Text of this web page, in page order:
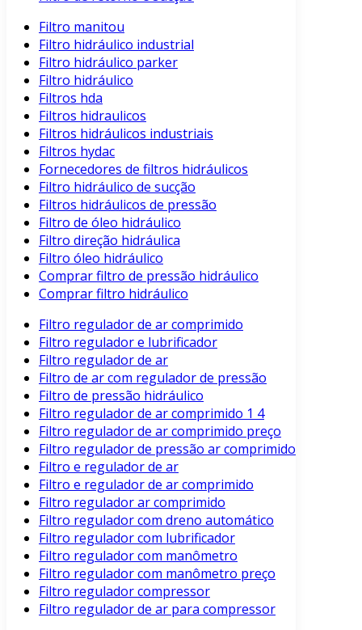
Filtro manitou
Filtro hidráulico industrial
Filtro hidráulico parker
Filtro hidráulico
Filtros hda
Filtros hidraulicos
Filtros hidráulicos industriais
Filtros hydac
Fornecedores de filtros hidráulicos
Filtro hidráulico de sucção
Filtros hidráulicos de pressão
Filtro de óleo hidráulico
Filtro direção hidráulica
Filtro óleo hidráulico
Comprar filtro de pressão hidráulico
Comprar filtro hidráulico
Filtro regulador de ar comprimido
Filtro regulador e lubrificador
Filtro regulador de ar
Filtro de ar com regulador de pressão
Filtro de pressão hidráulico
Filtro regulador de ar comprimido 1 4
Filtro regulador de ar comprimido preço
Filtro regulador de pressão ar comprimido
Filtro e regulador de ar
Filtro e regulador de ar comprimido
Filtro regulador ar comprimido
Filtro regulador com dreno automático
Filtro regulador com lubrificador
Filtro regulador com manômetro
Filtro regulador com manômetro preço
Filtro regulador compressor
Filtro regulador de ar para compressor